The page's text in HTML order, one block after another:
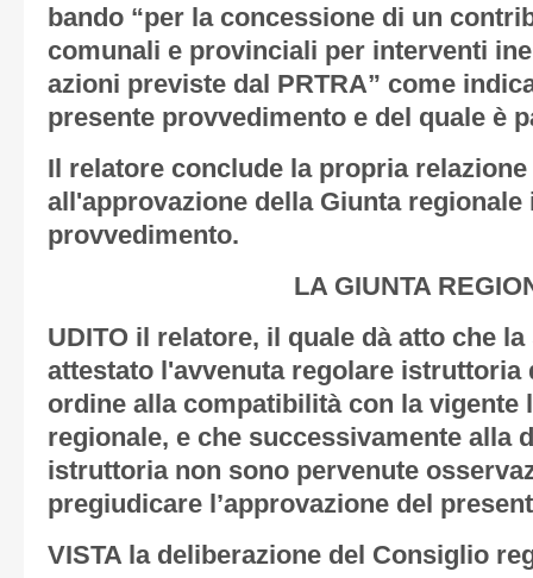
bando “per la concessione di un
comunali e provinciali per interventi
azioni previste dal PRTRA” come
presente provvedimento e del quale è
Il relatore conclude la propria
all'approvazione della Giunta regionale
provvedimento.
LA GIUNTA
UDITO il relatore, il quale dà atto che
attestato l'avvenuta regolare istruttoria
ordine alla compatibilità con la vigente
regionale, e che successivamente alla
istruttoria non sono pervenute
pregiudicare l’approvazione del
VISTA la deliberazione del Consiglio